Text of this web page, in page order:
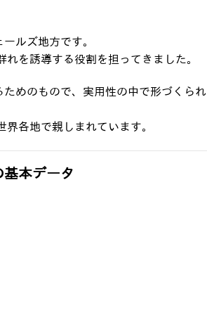
ルズ地方です。
を誘導する役割を担ってきました。
めのもので、実用性の中で形づくられ
各地で親しまれています。
本データ